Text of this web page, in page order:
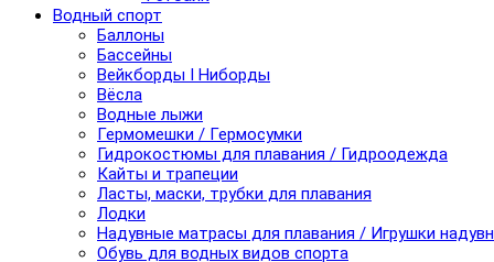
Водный спорт
Баллоны
Бассейны
Вейкборды I Ниборды
Вёсла
Водные лыжи
Гермомешки / Гермосумки
Гидрокостюмы для плавания / Гидроодежда
Кайты и трапеции
Ласты, маски, трубки для плавания
Лодки
Надувные матрасы для плавания / Игрушки
Обувь для водных видов спорта